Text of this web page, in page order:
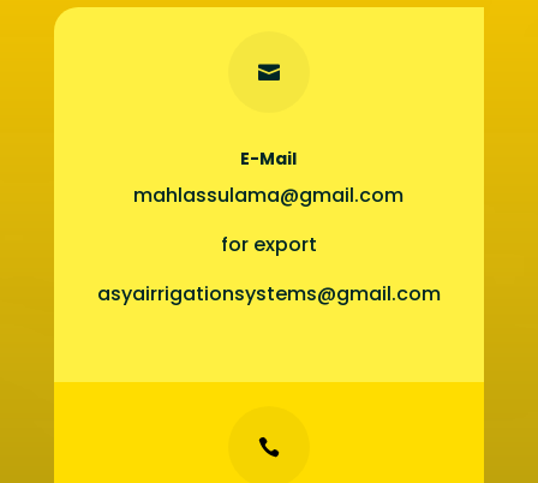

E-Mail
mahlassulama@gmail.com
for export
asyairrigationsystems@gmail.com
